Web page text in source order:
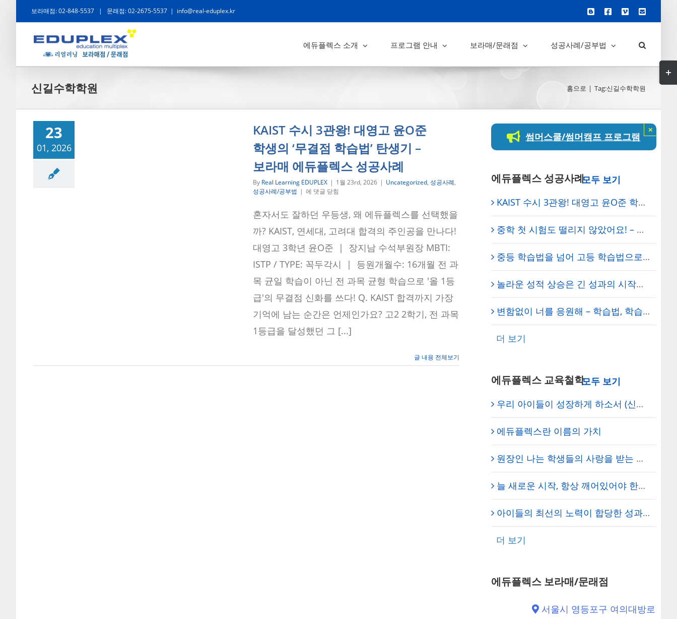
보라매점: 02-848-5537 | 문래점: 02-2675-5537 | info@real-eduplex.kr BloggerFacebook
Vimeo이
에듀플렉스 소개 프로그램 안내 보라매/문래점 성공사례/공부법
신길수학학원 홈으로 Tag:신길수학학원
23
01, 2026
성공사례/공부법
KAIST 수시 3관왕! 대영고 윤O준
학생의 ‘무결점 학습법’ 탄생기 –
보라매 에듀플렉스 성공사례
By Real Learning EDUPLEX | 1월 23rd, 2026 | Uncategorized, 성공사례,
성공사례/공부법 | KAIST
시
3
관
왕!
대
영
고
O
학
생
의
‘무
결
에 댓글 닫힘
혼자서도 잘하던 우등생, 왜 에듀플렉스를 선택했을
까? KAIST, 연세대, 고려대 합격의 주인공을 만나다!
대영고 3학년 윤O준 | 장지남 수석부원장 MBTI:
ISTP / TYPE: 꼭두각시 | 등원개월수: 16개월 전 과
목 균일 학습이 아닌 전 과목 균형 학습으로 '올 1등
급'의 무결점 신화를 쓰다! Q. KAIST 합격까지 가장
기억에 남는 순간은 언제인가요? 고2 2학기, 전 과목
1등급을 달성했던 그 [...]
글 내용 전체보기
썸머스쿨/썸머캠프 프로그램
×
에듀플렉스 성공사례
KAIST 수시 3관왕! 대영고 윤O준 학생의 ‘무결점 학습법’ 탄생기 – 보라매 에듀플렉스 성공사례
중학 첫 시험도 떨리지 않았어요! – 영서중학교 2학년 차세림 학생 – 에듀플렉스 신도림
중등 학습법을 넘어 고등 학습법으로의 성공적 전환 – 에듀플렉스 신도림 학원
놀라운 성적 상승은 긴 성과의 시작일 뿐 – 에듀플렉스 보라매 학원
변함없이 너를 응원해 – 학습법, 학습 마인드 개선 – 보라매 에듀플렉스 신대방학원
더 보기
에듀플렉스 교육철학
우리 아이들이 성장하게 하소서 (신도림 에듀플렉스) – 원장의 기도
에듀플렉스란 이름의 가치
원장인 나는 학생들의 사랑을 받는 에듀의 학주! – 에듀플렉스 신도림 학원
늘 새로운 시작, 항상 깨어있어야 한다! – 에듀플렉스 신도림 학원
아이들의 최선의 노력이 합당한 성과로 돌아오기를… – 에듀플렉스 신도림 학원 채석 대표원장
더 보기
에듀플렉스 보라매/문래점
서울시 영등포구 여의대방로